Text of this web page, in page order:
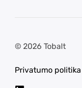
© 2026 Tobalt
Privatumo politika